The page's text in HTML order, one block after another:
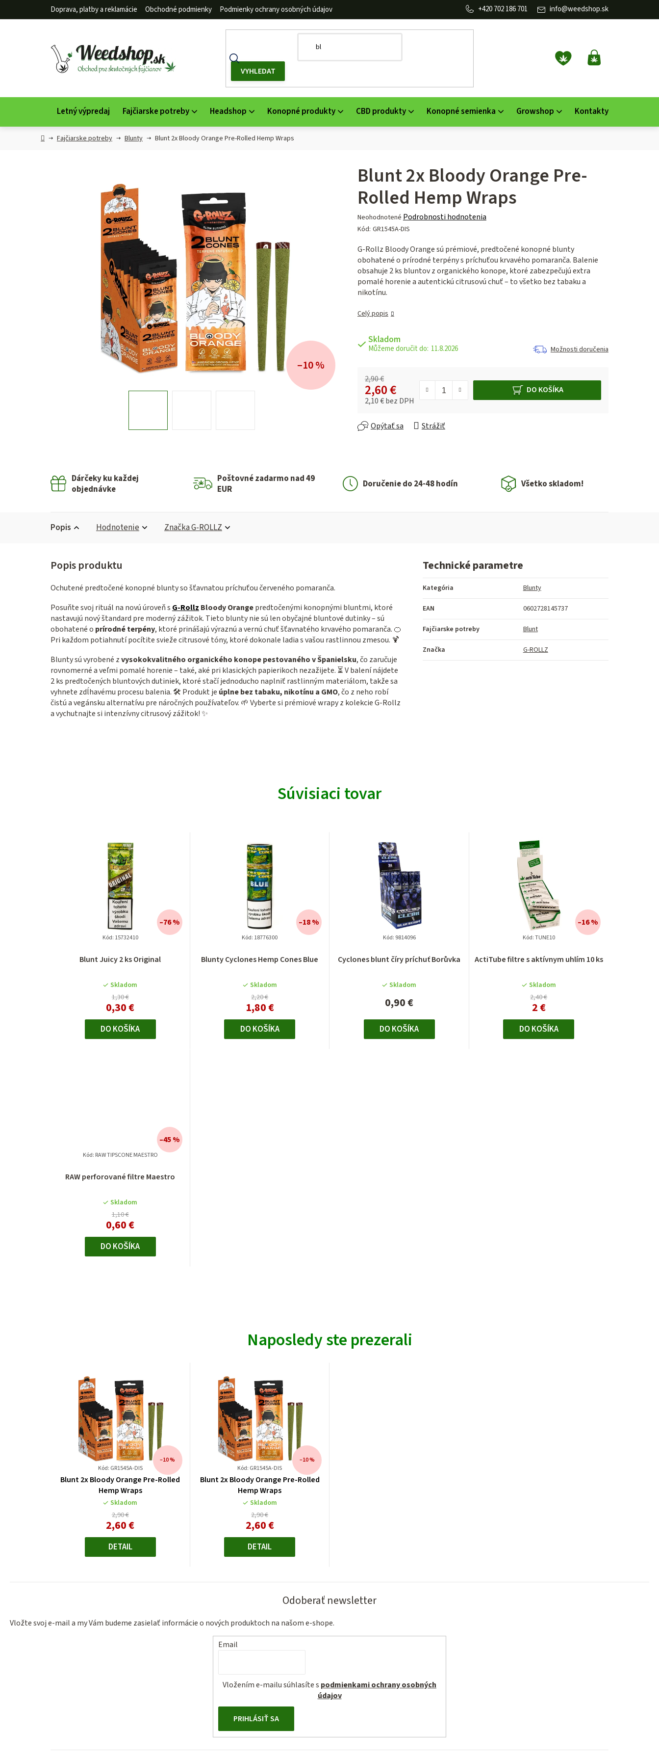
Doprava, platby a reklamácie Obchodné podmienky Podmienky ochrany osobných údajov info@weedshop.sk
702 186 701
NÁKUPNÝ
KOŠÍK
Letný výpredaj Fajčiarske potreby Headshop Konopné produkty CBD produkty Konopné semienka Growshop Kontakty
DomovFajčiarske potreby Blunty Blunt 2x Bloody Orange Pre-Rolled Hemp Wraps
Blunt 2x Bloody Orange Pre-
Rolled Hemp Wraps
Priemerné
hodnotenie
je
0,0
z 5
hviezdičiek.
Neohodnotené Podrobnosti hodnotenia
Kód: GR1545A-DIS
G-Rollz Bloody Orange sú prémiové, predtočené konopné blunty
obohatené o prírodné terpény s príchuťou krvavého pomaranča. Balenie
obsahuje 2 ks bluntov z organického konope, ktoré zabezpečujú extra
pomalé horenie a autentickú citrusovú chuť – to všetko bez tabaku a
nikotínu.
Celý popis
Skladom
11.8.2026 Možnosti doručenia
2,90 €
2,60 €
2,10 € bez DPH
DO KOŠÍKA
Opýtať sa Strážiť
–10 %
Dárčeky ku každej
objednávke
Poštovné zadarmo nad 49
EUR
Doručenie do 24-48 hodín Všetko skladom!
Popis Hodnotenie ZnačkaG-ROLLZ
Ochutené predtočené konopné blunty so šťavnatou príchuťou červeného pomaranča.
Posuňte svoj rituál na novú úroveň s G-Rollz Bloody Orangepredtočenými konopnými bluntmi, ktoré
nastavujú nový štandard pre moderný zážitok. Tieto blunty nie sú len obyčajné bluntové dutinky – sú
obohatené o prírodné terpény, ktoré prinášajú výraznú a vernú chuť šťavnatého krvavého pomaranča. 🍊
Pri každom potiahnutí pocítite svieže citrusové tóny, ktoré dokonale ladia s vašou rastlinnou zmesou. 🍹
Blunty sú vyrobené zvysokokvalitného organického konope pestovaného v Španielsku, čo zaručuje
rovnomerné a veľmi pomalé horenie – také, aké pri klasických papierikoch nezažijete. ⏳ V balení nájdete
2 ks predtočených bluntových dutiniek, ktoré stačí jednoducho naplniť rastlinným materiálom, takže sa
vyhnete zdĺhavému procesu balenia. 🛠️ Produkt je úplne bez tabaku, nikotínu a GMO, čo z neho robí
čistú a vegánsku alternatívu pre náročných používateľov. 🌱 Vyberte si prémiové wrapy z kolekcie G-Rollz
a vychutnajte si intenzívny citrusový zážitok! ✨
Technické parametre
Kategória Blunty
EAN 0602728145737
Fajčiarske potreby Blunt
Značka G-ROLLZ
Súvisiaci tovar
Blunt Juicy 2 ks Original
Skladom
1,30 €
0,30 €
–76 %
DO KOŠÍKA
Kód: 15732410
Blunty Cyclones Hemp Cones Blue
Skladom
2,20 €
1,80 €
–18 %
DO KOŠÍKA
Kód: 18776300
Cyclones blunt číry príchuť Borůvka
Skladom
0,90 €
DO KOŠÍKA
Kód: 9814096
ActiTube filtre s aktívnym uhlím 10 ks
Skladom
2,40 €
2 €
–16 %
DO KOŠÍKA
Kód:TUNE10
RAW perforované filtre Maestro
Skladom
1,10 €
0,60 €
–45 %
DO KOŠÍKA
Kód: RAW TIPSCONE MAESTRO
Naposledy ste prezerali
Kód: GR1545A-DIS
Blunt 2x Bloody Orange Pre-Rolled
Hemp Wraps
Skladom
2,90 €
–10 %
2,60 €
DETAIL
Kód: GR1545A-DIS
Blunt 2x Bloody Orange Pre-Rolled
Hemp Wraps
Skladom
2,90 €
–10 %
2,60 €Jednotková
DETAIL
Odoberať newsletter
Vložte svoj e-mail a my Vám budeme zasielať informácie o nových produktoch na našom e-shope.
Email
Vložením e-mailu súhlasíte s podmienkami ochrany osobných
údajov
PRIHLÁSIŤ SA